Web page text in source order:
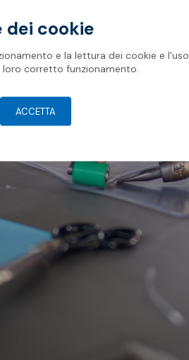
dei cookie
e la lettura dei cookie e l'uso
corretto funzionamento.
ACCETTA